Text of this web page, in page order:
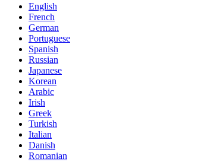
English
French
German
Portuguese
Spanish
Russian
Japanese
Korean
Arabic
Irish
Greek
Turkish
Italian
Danish
Romanian